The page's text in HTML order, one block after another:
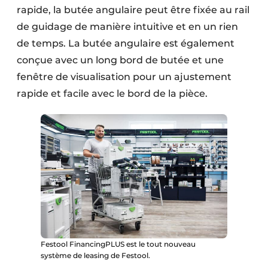
rapide, la butée angulaire peut être fixée au rail
de guidage de manière intuitive et en un rien
de temps. La butée angulaire est également
conçue avec un long bord de butée et une
fenêtre de visualisation pour un ajustement
rapide et facile avec le bord de la pièce.
Festool FinancingPLUS est le tout nouveau
système de leasing de Festool.